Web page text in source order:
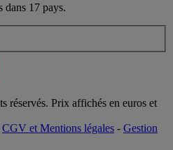
dans 17 pays.
réservés. Prix affichés en euros et
CGV et Mentions légales - Gestion